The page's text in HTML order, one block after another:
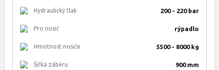
Hydraulický tlak 200 - 220 bar
Pro nosič rýpadlo
Hmotnost nosiče 5500 - 8000 kg
Šířka záběru 900 mm